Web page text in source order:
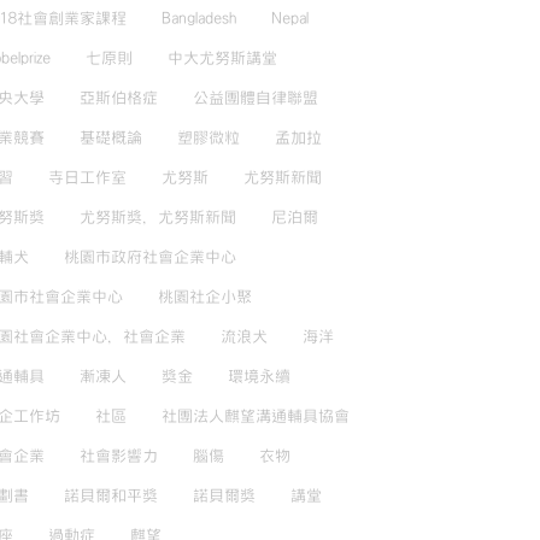
社會創業家課程 Bangladesh Nepal
七原則 中大尤努斯講堂
大學 亞斯伯格症 公益團體自律聯盟
競賽 基礎概論 塑膠微粒 孟加拉
寺日工作室 尤努斯 尤努斯新聞
斯獎 尤努斯獎，尤努斯新聞 尼泊爾
犬 桃園市政府社會企業中心
市社會企業中心 桃園社企小聚
社會企業中心，社會企業 流浪犬 海洋
輔具 漸凍人 獎金 環境永續
工作坊 社區 社團法人麒望溝通輔具協會
企業 社會影響力 腦傷 衣物
書 諾貝爾和平獎 諾貝爾獎 講堂
過動症 麒望